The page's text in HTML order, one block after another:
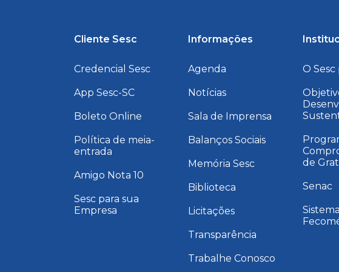
Cliente Sesc
Credencial Sesc
App Sesc-SC
Boleto Online
Política de meia-
entrada
Amigo Nota 10
Sesc para sua
Empresa
Informações
Agenda
Notícias
Sala de Imprensa
Balanços Sociais
Memória Sesc
Biblioteca
Licitações
Transparência
Trabalhe Conosco
O Sesc
de
Senac
Sistema